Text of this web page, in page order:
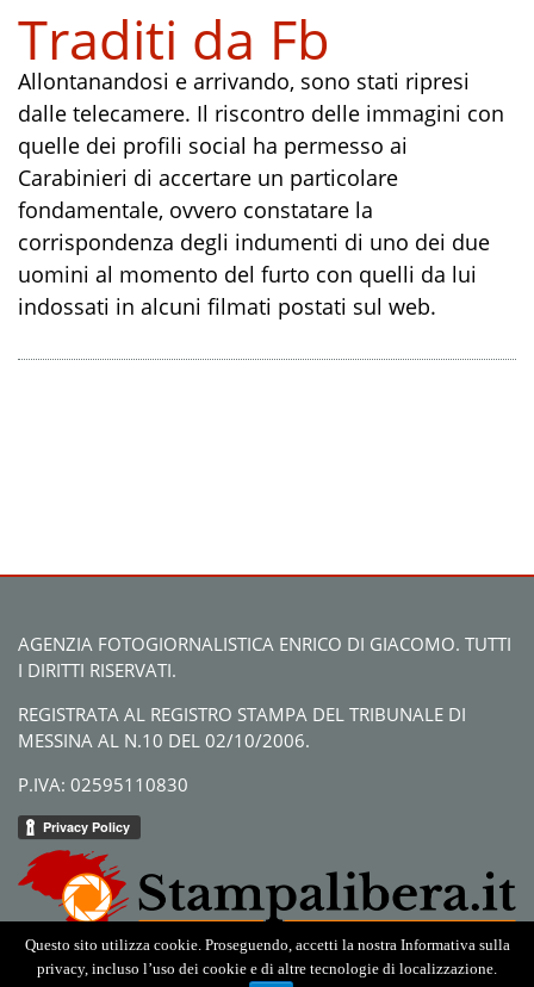
Traditi da Fb
Allontanandosi e arrivando, sono stati ripresi
dalle telecamere. Il riscontro delle immagini con
quelle dei profili social ha permesso ai
Carabinieri di accertare un particolare
fondamentale, ovvero constatare la
corrispondenza degli indumenti di uno dei due
uomini al momento del furto con quelli da lui
indossati in alcuni filmati postati sul web.
AGENZIA FOTOGIORNALISTICA ENRICO DI GIACOMO. TUTTI
I DIRITTI RISERVATI.
REGISTRATA AL REGISTRO STAMPA DEL TRIBUNALE DI
MESSINA AL N.10 DEL 02/10/2006.
P.IVA: 02595110830
Questo sito utilizza cookie. Proseguendo, accetti la nostra Informativa sulla
privacy, incluso l’uso dei cookie e di altre tecnologie di localizzazione.